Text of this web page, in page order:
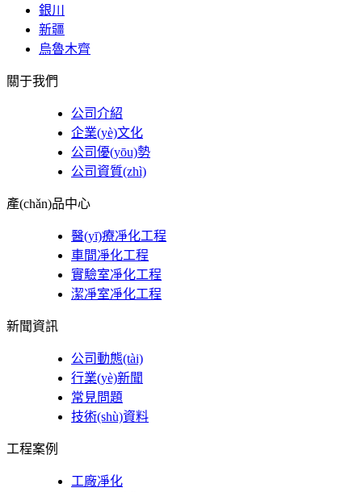
銀川
新疆
烏魯木齊
關于我們
公司介紹
企業(yè)文化
公司優(yōu)勢
公司資質(zhì)
產(chǎn)品中心
醫(yī)療凈化工程
車間凈化工程
實驗室凈化工程
潔凈室凈化工程
新聞資訊
公司動態(tài)
行業(yè)新聞
常見問題
技術(shù)資料
工程案例
工廠凈化